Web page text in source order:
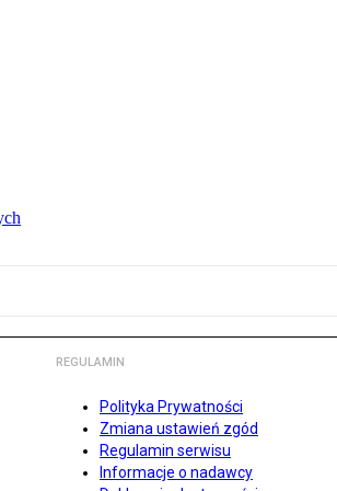
REGULAMIN
Polityka Prywatności
Zmiana ustawień zgód
Regulamin serwisu
Informacje o nadawcy